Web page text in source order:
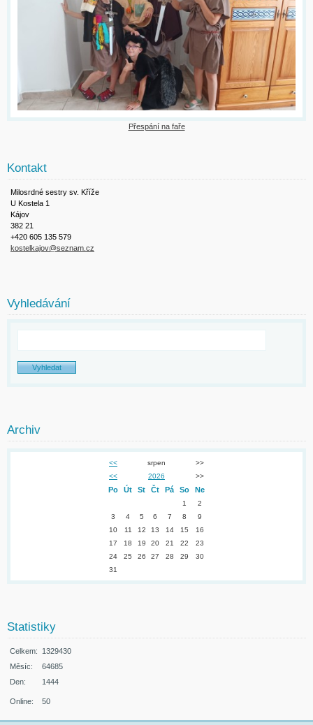
Přespání na faře
Kontakt
Milosrdné sestry sv. Kříže
U Kostela 1
Kájov
382 21
+420 605 135 579
kostelkajov@seznam.cz
Vyhledávání
Archiv
<< srpen
>>
<<
2026 >>
Po Út St Čt Pá So Ne
1
2
3
4 5 6 7 8
9
10
11 12 13 14 15
16
17
18 19 20 21 22
23
24
25 26 27 28 29
30
31
Statistiky
Online: 50
Celkem:
1329430
Měsíc:
64685
Den:
1444